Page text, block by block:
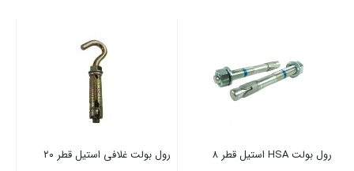
رول بولت HSA استیل قطر 8 رول بولت غلافی استیل قطر ۲۰